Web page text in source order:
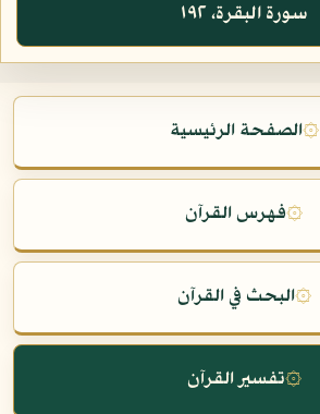
سورة البقرة، ١٩٢
۞الصفحة الرئيسية
۞فهرس القرآن
۞البحث في القرآن
۞تفسير القرآن